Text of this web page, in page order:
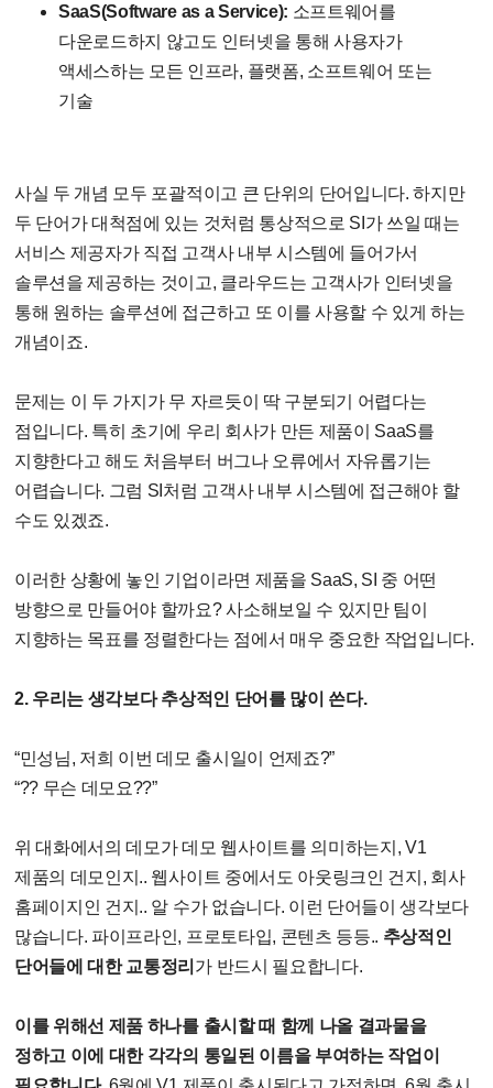
SaaS(Software as a Service): 소프트웨어를
다운로드하지 않고도 인터넷을 통해 사용자가
액세스하는 모든 인프라, 플랫폼, 소프트웨어 또는
기술
사실 두 개념 모두 포괄적이고 큰 단위의 단어입니다. 하지만
두 단어가 대척점에 있는 것처럼 통상적으로 SI가 쓰일 때는
서비스 제공자가 직접 고객사 내부 시스템에 들어가서
솔루션을 제공하는 것이고, 클라우드는 고객사가 인터넷을
통해 원하는 솔루션에 접근하고 또 이를 사용할 수 있게 하는
개념이죠.
문제는 이 두 가지가 무 자르듯이 딱 구분되기 어렵다는
점입니다. 특히 초기에 우리 회사가 만든 제품이 SaaS를
지향한다고 해도 처음부터 버그나 오류에서 자유롭기는
어렵습니다. 그럼 SI처럼 고객사 내부 시스템에 접근해야 할
수도 있겠죠.
이러한 상황에 놓인 기업이라면 제품을 SaaS, SI 중 어떤
방향으로 만들어야 할까요? 사소해보일 수 있지만 팀이
지향하는 목표를 정렬한다는 점에서 매우 중요한 작업입니다.
2. 우리는 생각보다 추상적인 단어를 많이 쓴다.
“민성님, 저희 이번 데모 출시일이 언제죠?”
“?? 무슨 데모요??”
위 대화에서의 데모가 데모 웹사이트를 의미하는지, V1
제품의 데모인지.. 웹사이트 중에서도 아웃링크인 건지, 회사
홈페이지인 건지.. 알 수가 없습니다. 이런 단어들이 생각보다
많습니다. 파이프라인, 프로토타입, 콘텐츠 등등.. 추상적인
단어들에 대한 교통정리 가 반드시 필요합니다.
이를 위해선 제품 하나를 출시할 때 함께 나올 결과물을
정하고 이에 대한 각각의 통일된 이름을 부여하는 작업이